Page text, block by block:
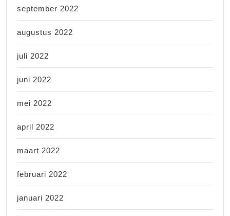
september 2022
augustus 2022
juli 2022
juni 2022
mei 2022
april 2022
maart 2022
februari 2022
januari 2022